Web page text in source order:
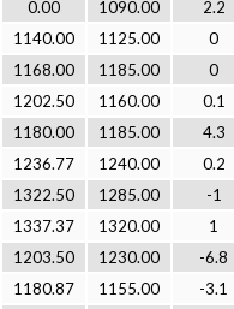
0.00 1090.00 2.2
1140.00 1125.00 0
1168.00 1185.00 0
1202.50 1160.00 0.1
1180.00 1185.00 4.3
1236.77 1240.00 0.2
1322.50 1285.00 -1
1337.37 1320.00 1
1203.50 1230.00 -6.8
1180.87 1155.00 -3.1